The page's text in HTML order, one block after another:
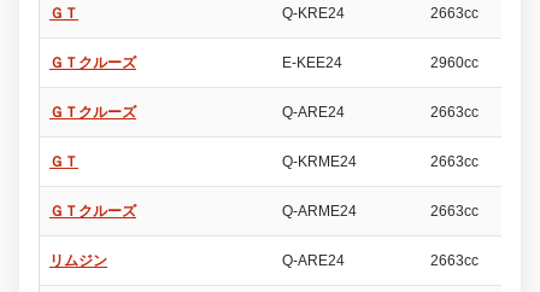
ＧＴ Q-KRE24 2663cc
ＧＴクルーズ E-KEE24 2960cc
ＧＴクルーズ Q-ARE24 2663cc
ＧＴ Q-KRME24 2663cc
ＧＴクルーズ Q-ARME24 2663cc
リムジン Q-ARE24 2663cc